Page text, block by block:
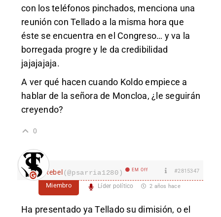
con los teléfonos pinchados, menciona una
reunión con Tellado a la misma hora que
éste se encuentra en el Congreso… y va la
borregada progre y le da credibilidad
jajajajaja.
A ver qué hacen cuando Koldo empiece a
hablar de la señora de Moncloa, ¿le seguirán
creyendo?
0
Rebel(@psarria1280) EM Off #2815347
Miembro Líder político 2 años hace
Ha presentado ya Tellado su dimisión, o el